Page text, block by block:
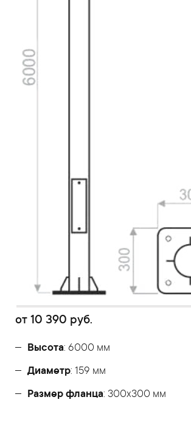
от 10 390 руб.
Высота: 6000 мм
Диаметр: 159 мм
Размер фланца: 300x300 мм